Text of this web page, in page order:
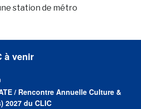
station de métro
à venir
/ Rencontre Annuelle Culture &
2027 du CLIC